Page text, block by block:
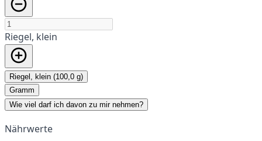
Riegel, klein
Riegel, klein (100,0 g)
Gramm
Wie viel darf ich davon zu mir nehmen?
Nährwerte